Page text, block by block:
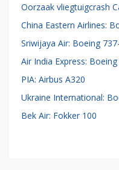
Oorzaak vliegtuigcrash
China Eastern Airlines:
Sriwijaya Air: Boeing
Air India Express:
PIA: Airbus A320
Ukraine International:
Bek Air: Fokker 100